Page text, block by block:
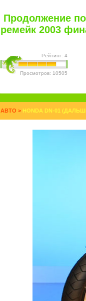
Продолжение
ремейк 2003
Рейтинг: 4
Просмотров: 10505
АВТО > HONDA DN-01